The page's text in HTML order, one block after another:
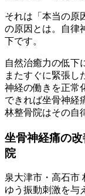
それは「本当の原
の原因とは。自律
下です。
自然治癒力の低下
またすぐに緊張し
神経の働きを正常
できれば坐骨神経
林整骨院はその自
坐骨神経痛の
院
泉大津市・高石市
ゆう振動刺激を与